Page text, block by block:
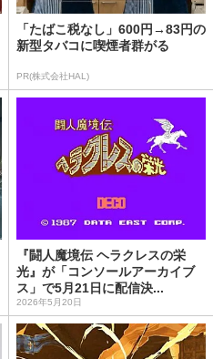
「たばこ税なし」600円→83円の
新型タバコに喫煙者群がる
PR(株式会社HAL)
『闘人魔境伝 ヘラクレスの栄
光』が「コンソールアーカイブ
ス」で5月21日に配信決...
2026年5月20日